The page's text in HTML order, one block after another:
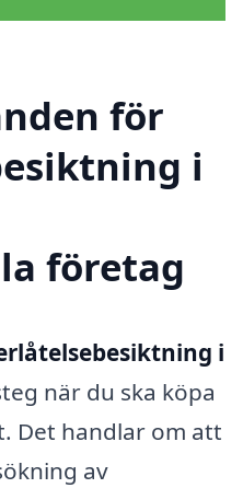
för
i
företag
i
när du ska köpa
Det handlar om att
av